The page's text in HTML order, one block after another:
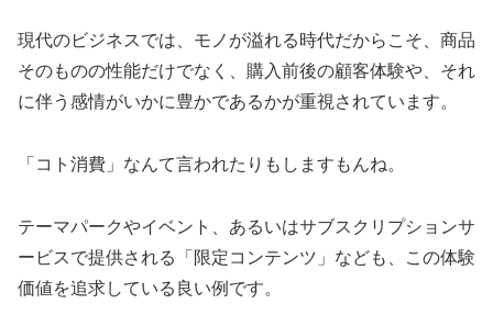
現代のビジネスでは、モノが溢れる時代だからこそ、商品
そのものの性能だけでなく、購入前後の顧客体験や、それ
に伴う感情がいかに豊かであるかが重視されています。
「コト消費」なんて言われたりもしますもんね。
テーマパークやイベント、あるいはサブスクリプションサ
ービスで提供される「限定コンテンツ」なども、この体験
価値を追求している良い例です。